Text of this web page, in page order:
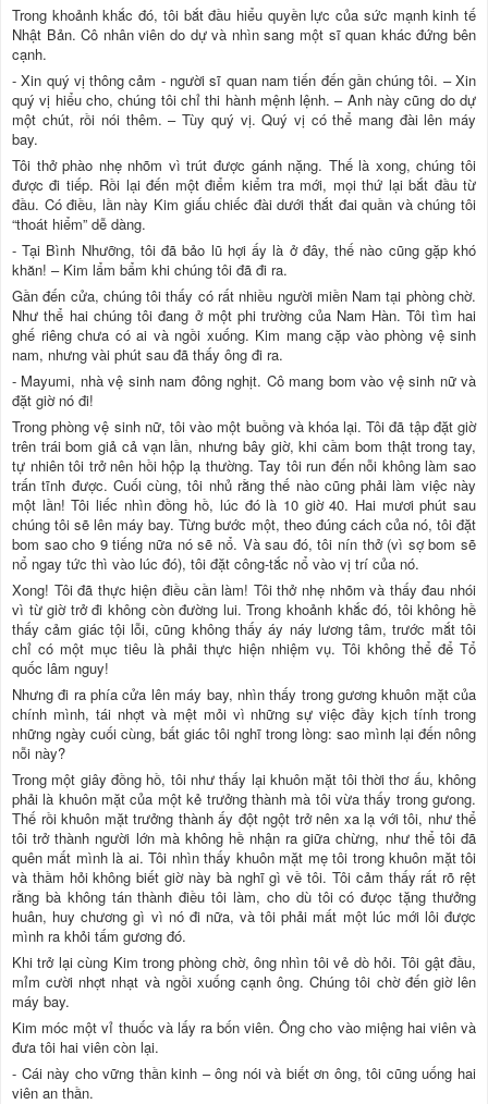
Trong khoảnh khắc đó, tôi bắt đầu hiểu quyền lực của sức mạnh kinh tế
Nhật Bản. Cô nhân viên do dự và nhìn sang một sĩ quan khác đứng bên
cạnh.
- Xin quý vị thông cảm - người sĩ quan nam tiến đến gần chúng tôi. – Xin
quý vị hiểu cho, chúng tôi chỉ thi hành mệnh lệnh. – Anh này cũng do dự
một chút, rồi nói thêm. – Tùy quý vị. Quý vị có thể mang đài lên máy
bay.
Tôi thở phào nhẹ nhõm vì trút được gánh nặng. Thế là xong, chúng tôi
được đi tiếp. Rồi lại đến một điểm kiểm tra mới, mọi thứ lại bắt đầu từ
đầu. Có điều, lần này Kim giấu chiếc đài dưới thắt đai quần và chúng tôi
“thoát hiểm” dễ dàng.
- Tại Bình Nhưỡng, tôi đã bảo lũ hợi ấy là ở đây, thế nào cũng gặp khó
khăn! – Kim lẩm bẩm khi chúng tôi đã đi ra.
Gần đến cửa, chúng tôi thấy có rất nhiều người miền Nam tại phòng chờ.
Như thể hai chúng tôi đang ở một phi trường của Nam Hàn. Tôi tìm hai
ghế riêng chưa có ai và ngồi xuống. Kim mang cặp vào phòng vệ sinh
nam, nhưng vài phút sau đã thấy ông đi ra.
- Mayumi, nhà vệ sinh nam đông nghịt. Cô mang bom vào vệ sinh nữ và
đặt giờ nó đi!
Trong phòng vệ sinh nữ, tôi vào một buồng và khóa lại. Tôi đã tập đặt giờ
trên trái bom giả cả vạn lần, nhưng bây giờ, khi cầm bom thật trong tay,
tự nhiên tôi trở nên hồi hộp lạ thường. Tay tôi run đến nỗi không làm sao
trấn tĩnh được. Cuối cùng, tôi nhủ rằng thế nào cũng phải làm việc này
một lần! Tôi liếc nhìn đồng hồ, lúc đó là 10 giờ 40. Hai mươi phút sau
chúng tôi sẽ lên máy bay. Từng bước một, theo đúng cách của nó, tôi đặt
bom sao cho 9 tiếng nữa nó sẽ nổ. Và sau đó, tôi nín thở (vì sợ bom sẽ
nổ ngay tức thì vào lúc đó), tôi đặt công-tắc nổ vào vị trí của nó.
Xong! Tôi đã thực hiện điều cần làm! Tôi thở nhẹ nhõm và thấy đau nhói
vì từ giờ trở đi không còn đường lui. Trong khoảnh khắc đó, tôi không hề
thấy cảm giác tội lỗi, cũng không thấy áy náy lương tâm, trước mắt tôi
chỉ có một mục tiêu là phải thực hiện nhiệm vụ. Tôi không thể để Tổ
quốc lâm nguy!
Nhưng đi ra phía cửa lên máy bay, nhìn thấy trong gương khuôn mặt của
chính mình, tái nhợt và mệt mỏi vì những sự việc đầy kịch tính trong
những ngày cuối cùng, bất giác tôi nghĩ trong lòng: sao mình lại đến nông
nỗi này?
Trong một giây đồng hồ, tôi như thấy lại khuôn mặt tôi thời thơ ấu, không
phải là khuôn mặt của một kẻ trưởng thành mà tôi vừa thấy trong gưong.
Thế rồi khuôn mặt trưởng thành ấy đột ngột trở nên xa lạ với tôi, như thể
tôi trở thành người lớn mà không hề nhận ra giữa chừng, như thể tôi đã
quên mất mình là ai. Tôi nhìn thấy khuôn mặt mẹ tôi trong khuôn mặt tôi
và thầm hỏi không biết giờ này bà nghĩ gì về tôi. Tôi cảm thấy rất rõ rệt
rằng bà không tán thành điều tôi làm, cho dù tôi có đưọc tặng thưởng
huân, huy chương gì vì nó đi nữa, và tôi phải mất một lúc mới lôi được
mình ra khỏi tấm gương đó.
Khi trở lại cùng Kim trong phòng chờ, ông nhìn tôi vẻ dò hỏi. Tôi gật đầu,
mỉm cười nhợt nhạt và ngồi xuống cạnh ông. Chúng tôi chờ đến giờ lên
máy bay.
Kim móc một vỉ thuốc và lấy ra bốn viên. Ông cho vào miệng hai viên và
đưa tôi hai viên còn lại.
- Cái này cho vững thần kinh – ông nói và biết ơn ông, tôi cũng uống hai
viên an thần.